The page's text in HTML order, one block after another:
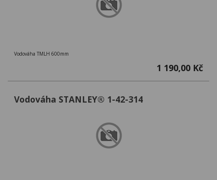
Vodováha TMLH 600mm
1 190,00 Kč
Vodováha STANLEY® 1-42-314